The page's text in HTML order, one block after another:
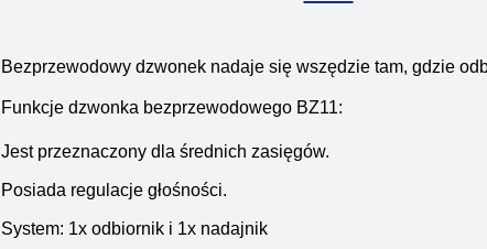
Bezprzewodowy dzwonek nadaje się wszędzie tam, gdzie
Funkcje dzwonka bezprzewodowego BZ11:
Jest przeznaczony dla średnich zasięgów.
Posiada regulacje głośności.
System: 1x odbiornik i 1x nadajnik